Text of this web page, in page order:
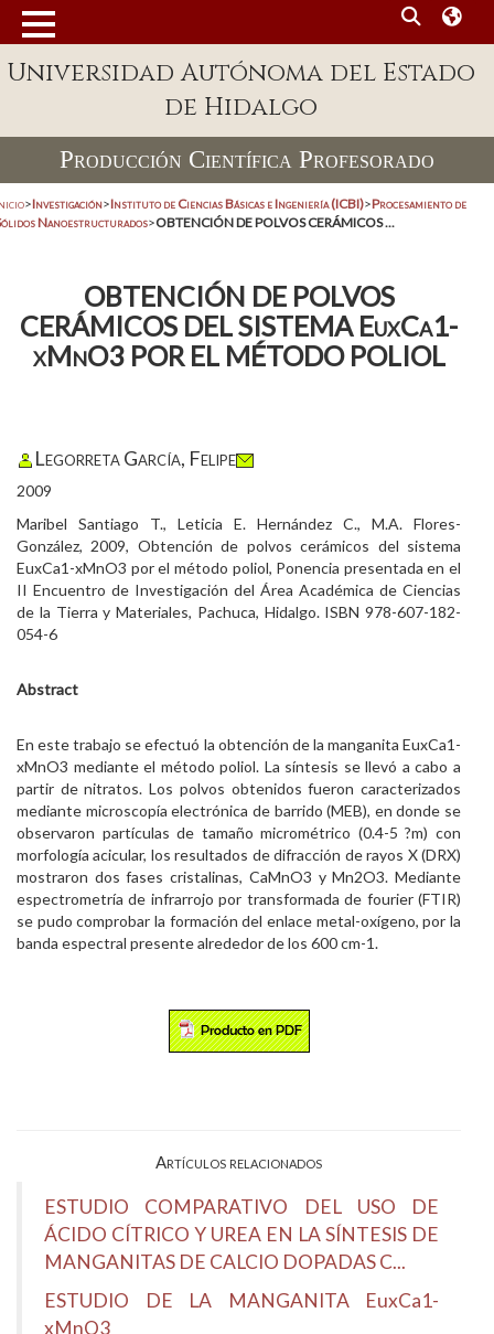
Universidad Autónoma del Estado
de Hidalgo
Producción Científica Profesorado
>Investigación>Instituto de Ciencias Básicas e Ingeniería (ICBI)>Procesamiento de
Nanoestructurados>OBTENCIÓN DE POLVOS CERÁMICOS ...
OBTENCIÓN DE POLVOS
CERÁMICOS DEL SISTEMA EuxCa1-
xMnO3 POR EL MÉTODO POLIOL
Legorreta García, Felipe
2009
Maribel Santiago T., Leticia E. Hernández C., M.A. Flores-
González, 2009, Obtención de polvos cerámicos del sistema
EuxCa1-xMnO3 por el método poliol, Ponencia presentada en el
II Encuentro de Investigación del Área Académica de Ciencias
de la Tierra y Materiales, Pachuca, Hidalgo. ISBN 978-607-182-
054-6
Abstract
En este trabajo se efectuó la obtención de la manganita EuxCa1-
xMnO3 mediante el método poliol. La síntesis se llevó a cabo a
partir de nitratos. Los polvos obtenidos fueron caracterizados
mediante microscopía electrónica de barrido (MEB), en donde se
observaron partículas de tamaño micrométrico (0.4-5 ?m) con
morfología acicular, los resultados de difracción de rayos X (DRX)
mostraron dos fases cristalinas, CaMnO3 y Mn2O3. Mediante
espectrometría de infrarrojo por transformada de fourier (FTIR)
se pudo comprobar la formación del enlace metal-oxígeno, por la
banda espectral presente alrededor de los 600 cm-1.
Artículos relacionados
ESTUDIO COMPARATIVO DEL USO DE
ÁCIDO CÍTRICO Y UREA EN LA SÍNTESIS DE
MANGANITAS DE CALCIO DOPADAS C...
ESTUDIO DE LA MANGANITA EuxCa1-
xMnO3